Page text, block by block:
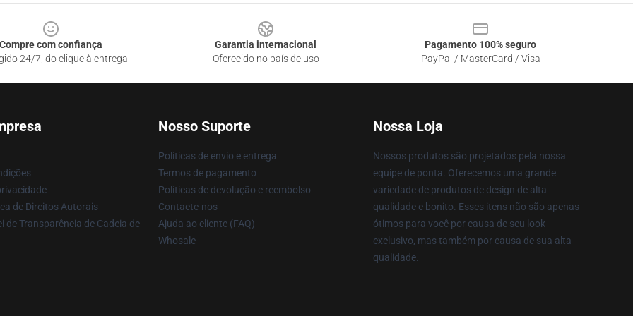
Compre com confiança
24/7, do clique à entrega
Garantia internacional
Oferecido no país de uso
Pagamento 100% seguro
PayPal / MasterCard / Visa
de Direitos Autorais
de Transparência de Cadeia de
Nosso Suporte
Políticas de envio e entrega
Termos de pagamento
Políticas de devolução e reembolso
Contacte-nos
Ajuda ao cliente (FAQ)
Whosale
Nossa Loja
Nossos produtos são projetados pela nossa
equipe de ponta. Oferecemos uma grande
variedade de produtos de design de alta
qualidade e bonito. Esses itens não são apenas
ótimos para você por causa de seu look
exclusivo, mas também por causa de sua alta
qualidade.